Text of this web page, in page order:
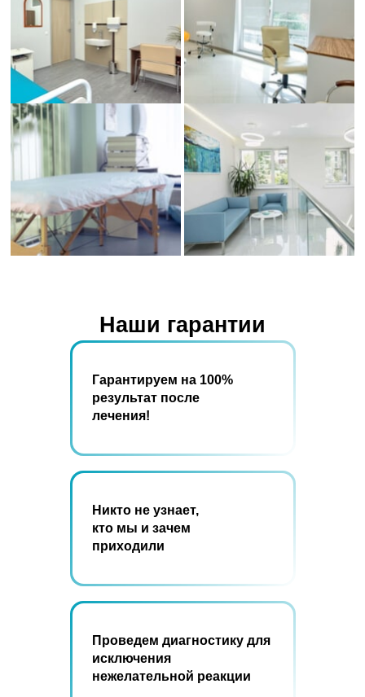
Наши гарантии
Гарантируем на 100%
результат после
лечения!
Никто не узнает,
кто мы и зачем
приходили
Проведем диагностику для
исключения
нежелательной реакции